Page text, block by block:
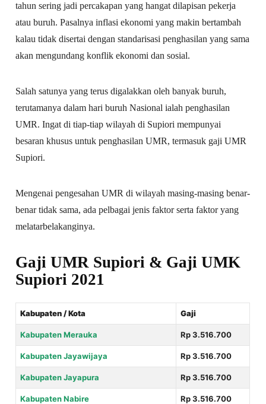
tahun sering jadi percakapan yang hangat dilapisan pekerja
atau buruh. Pasalnya inflasi ekonomi yang makin bertambah
kalau tidak disertai dengan standarisasi penghasilan yang sama
akan mengundang konflik ekonomi dan sosial.
Salah satunya yang terus digalakkan oleh banyak buruh,
terutamanya dalam hari buruh Nasional ialah penghasilan
UMR. Ingat di tiap-tiap wilayah di Supiori mempunyai
besaran khusus untuk penghasilan UMR, termasuk gaji UMR
Supiori.
Mengenai pengesahan UMR di wilayah masing-masing benar-
benar tidak sama, ada pelbagai jenis faktor serta faktor yang
melatarbelakanginya.
Gaji UMR Supiori & Gaji UMK
Supiori 2021
Kabupaten / Kota Gaji
Kabupaten Merauka Rp 3.516.700
Kabupaten Jayawijaya Rp 3.516.700
Kabupaten Jayapura Rp 3.516.700
Kabupaten Nabire Rp 3.516.700